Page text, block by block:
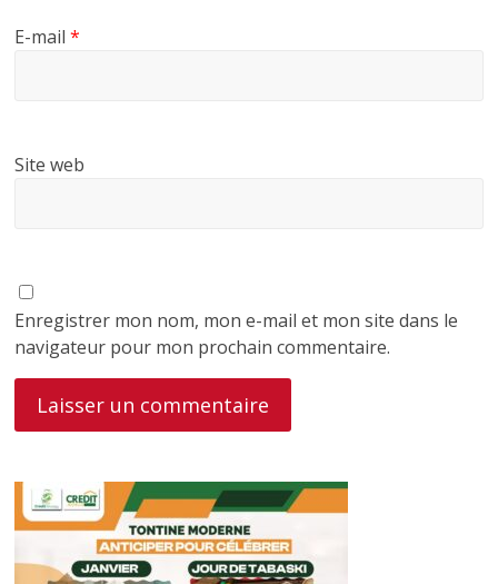
E-mail*
Site web
Enregistrer mon nom, mon e-mail et mon site dans le
navigateur pour mon prochain commentaire.